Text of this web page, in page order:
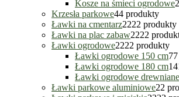
Kosze na śmieci ogrodowe
Krzesła parkowe44 produkty
Ławki na cmentarz2222 produkty
Ławki na plac zabaw2222
Ławki ogrodowe2222 produkty
Ławki ogrodowe 150 cm7
Ławki ogrodowe 180 cm14
Ławki ogrodowe drewniane
Ławki parkowe aluminiowe22